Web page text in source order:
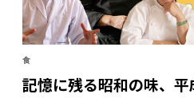
食
記憶に残る昭和の味、平